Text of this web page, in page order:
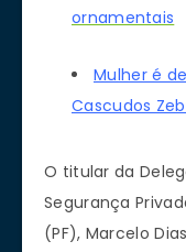
ornamentais
Mulher é
Cascudos
O titular da
Segurança
(PF), Marcelo